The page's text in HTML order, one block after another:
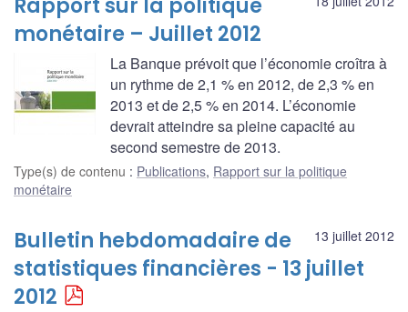
Rapport sur la politique
monétaire – Juillet 2012
La Banque prévoit que l’économie croîtra à
un rythme de 2,1 % en 2012, de 2,3 % en
2013 et de 2,5 % en 2014. L’économie
devrait atteindre sa pleine capacité au
second semestre de 2013.
Type(s) de contenu : Publications, Rapport sur la politique
monétaire
13 juillet 2012
Bulletin hebdomadaire de
statistiques financières - 13 juillet
2012